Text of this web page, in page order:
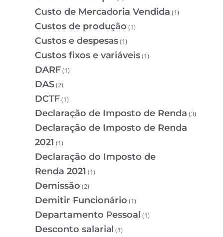
Custo de Mercadoria Vendida (1)
Custos de produção (1)
Custos e despesas(1)
Custos fixos e variáveis(1)
DARF(1)
DAS(2)
DCTF(1)
Declaração de Imposto de Renda (3)
Declaração de Imposto de Renda
2021 (1)
Declaração do Imposto de
Renda 2021 (1)
Demissão (2)
Demitir Funcionário (1)
Departamento Pessoal (1)
Desconto salarial (1)